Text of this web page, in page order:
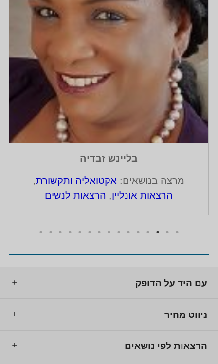
בליינש זבדיה
מרצה בנושאים: אקטואליה ותקשורת,
הרצאות אונליין, הרצאות לנשים
עם היד על הדופק
ניווט מהיר
הרצאות לפי נושאים